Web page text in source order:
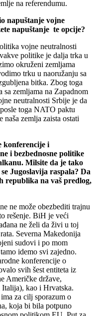
na referendumu.
napuštanje vojne
napuštanje te opcije?
vojne neutralnosti
politike je dalja trka u
okruženi zemljama
trku u naoružanju sa
bitka. Zbog toga
zemljama na Zapadnom
neutralnosti Srbije je da
toga NATO paktu
zemlja zaista ostati
konferencije i
i bezbednosne politike
Milsite da je tako
Jugoslavija raspala? Da
republika na vaš predlog,
ne može obezbediti trajnu
rešenje. BiH je veći
ne želi da živi u toj
Severna Makedonija
sudovi i po mom
idemo svi zajedno.
konferencije o
svih šest entiteta iz
Američke države,
kao i Hrvatska.
za cilj sporazum o
koja bi bila potpuno